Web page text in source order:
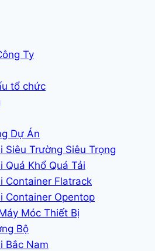
Ty
tổ chức
Dự Án
Siêu Trường Siêu Trọng
Quá Khổ Quá Tải
Container Flatrack
Container Opentop
Móc Thiết Bị
Bộ
Bắc Nam